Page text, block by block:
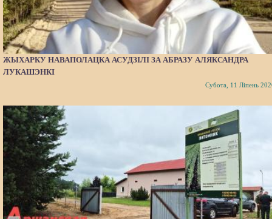
ЖЫХАРКУ НАВАПОЛАЦКА АСУДЗІЛІ ЗА АБРАЗУ АЛЯКСАНДРА
ЛУКАШЭНКІ
Субота, 11 Ліпень